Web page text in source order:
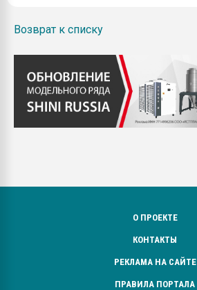
Возврат к списку
О ПРОЕКТЕ
КОНТАКТЫ
РЕКЛАМА НА САЙТЕ
ПРАВИЛА ПОРТАЛА